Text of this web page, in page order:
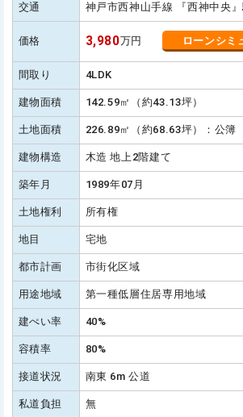
交通 神戸市西神山手線 『西神中央
価格 3,980万円 ローンシミ
間取り 4LDK
建物面積 142.59㎡（約43.13坪）
土地面積 226.89㎡（約68.63坪）：公簿
建物構造 木造 地上2階建て
築年月 1989年07月
土地権利 所有権
地目 宅地
都市計画 市街化区域
用途地域 第一種低層住居専用地域
建ぺい率 40%
容積率 80%
接道状況 南東 6m 公道
私道負担 無